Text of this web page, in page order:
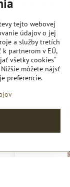
Rukavice
Dodanie 7-10
6,75 €
8,30 € s DPH
tejto webovej
údajov o jej
a služby tretích
partnerom v EÚ,
všetky cookies“
môžete nájsť
preferencie.